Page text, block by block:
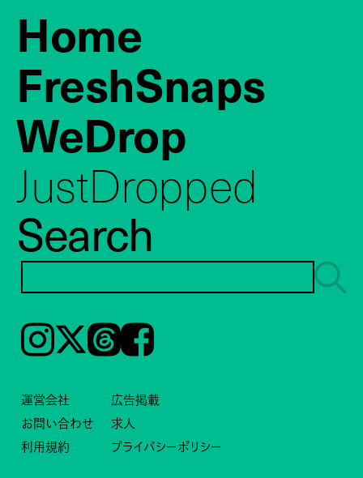
Home
FreshSnaps
WeDrop
JustDropped
Search
Instagram𝕏ThreadsFacebook
運営会社
広告掲載
お問い合わせ
求人
利用規約
プライバシーポリシー